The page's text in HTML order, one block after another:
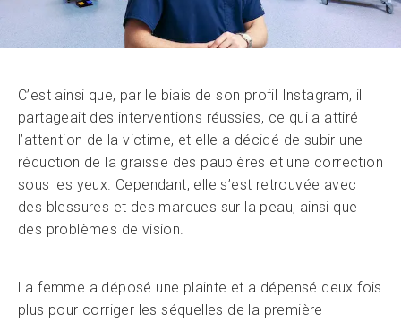
C’est ainsi que, par le biais de son profil Instagram, il
partageait des interventions réussies, ce qui a attiré
l’attention de la victime, et elle a décidé de subir une
réduction de la graisse des paupières et une correction
sous les yeux. Cependant, elle s’est retrouvée avec
des blessures et des marques sur la peau, ainsi que
des problèmes de vision.
La femme a déposé une plainte et a dépensé deux fois
plus pour corriger les séquelles de la première